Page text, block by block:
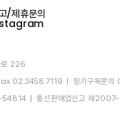
/제휴문의
로 226
02.3458.7119 | 정기구독문의
54814 | 통신판매업신고 제